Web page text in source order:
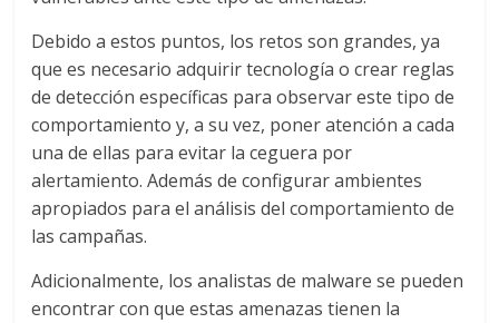
Debido a estos puntos, los retos son grandes, ya
que es necesario adquirir tecnología o crear reglas
de detección específicas para observar este tipo de
comportamiento y, a su vez, poner atención a cada
una de ellas para evitar la ceguera por
alertamiento. Además de configurar ambientes
apropiados para el análisis del comportamiento de
las campañas.
Adicionalmente, los analistas de malware se pueden
encontrar con que estas amenazas tienen la